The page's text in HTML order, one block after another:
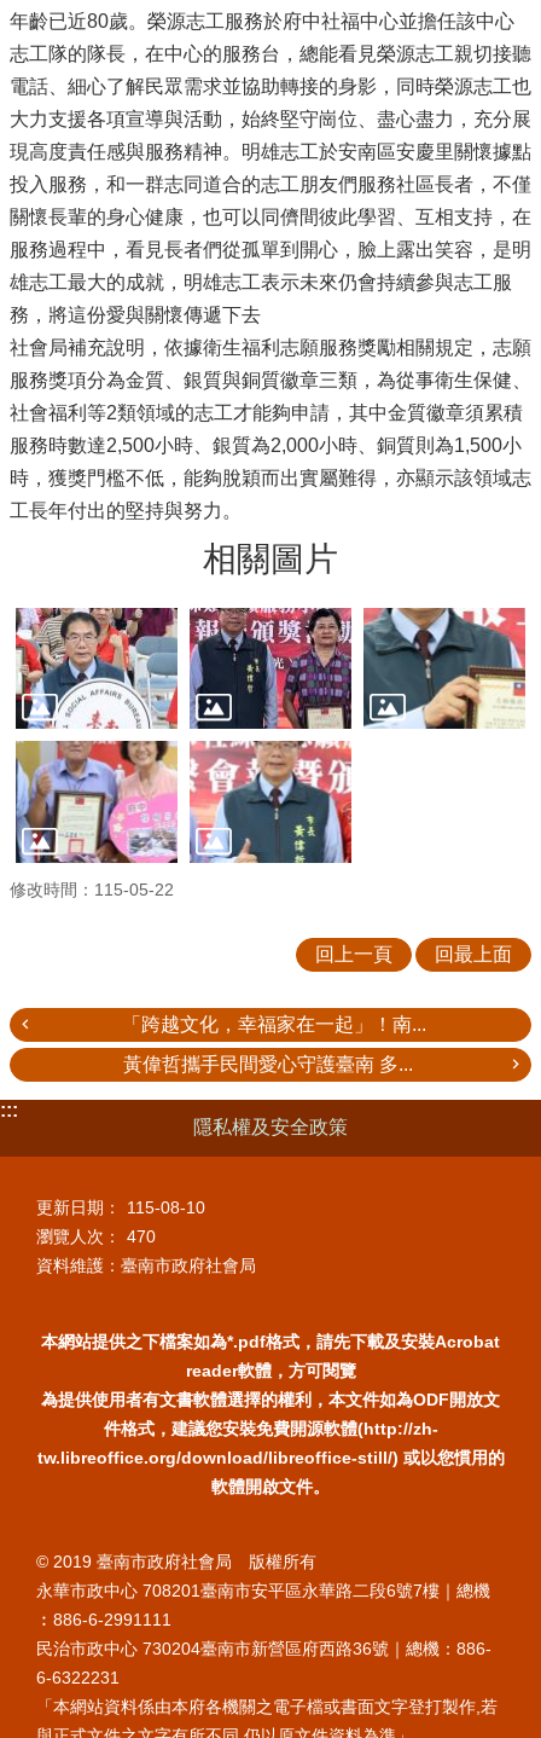
年齡已近80歲。榮源志工服務於府中社福中心並擔任該中心
志工隊的隊長，在中心的服務台，總能看見榮源志工親切接聽
電話、細心了解民眾需求並協助轉接的身影，同時榮源志工也
大力支援各項宣導與活動，始終堅守崗位、盡心盡力，充分展
現高度責任感與服務精神。明雄志工於安南區安慶里關懷據點
投入服務，和一群志同道合的志工朋友們服務社區長者，不僅
關懷長輩的身心健康，也可以同儕間彼此學習、互相支持，在
服務過程中，看見長者們從孤單到開心，臉上露出笑容，是明
雄志工最大的成就，明雄志工表示未來仍會持續參與志工服
務，將這份愛與關懷傳遞下去
社會局補充說明，依據衛生福利志願服務獎勵相關規定，志願
服務獎項分為金質、銀質與銅質徽章三類，為從事衛生保健、
社會福利等2類領域的志工才能夠申請，其中金質徽章須累積
服務時數達2,500小時、銀質為2,000小時、銅質則為1,500小
時，獲獎門檻不低，能夠脫穎而出實屬難得，亦顯示該領域志
工長年付出的堅持與努力。
相關圖片
修改時間：115-05-22
回上一頁 回最上面
「跨越文化，幸福家在一起」！南...
黃偉哲攜手民間愛心守護臺南 多...
:::
隱私權及安全政策
更新日期：
115-08-10
瀏覽人次：
470
資料維護：臺南市政府社會局
本網站提供之下檔案如為*.pdf格式，請先下載及安裝Acrobat
reader軟體，方可閱覽
為提供使用者有文書軟體選擇的權利，本文件如為ODF開放文
件格式，建議您安裝免費開源軟體(http://zh-
tw.libreoffice.org/download/libreoffice-still/) 或以您慣用的
軟體開啟文件。
© 2019 臺南市政府社會局 版權所有
永華市政中心 708201臺南市安平區永華路二段6號7樓｜總機
︰886-6-2991111
民治市政中心 730204臺南市新營區府西路36號｜總機：886-
6-6322231
「本網站資料係由本府各機關之電子檔或書面文字登打製作,若